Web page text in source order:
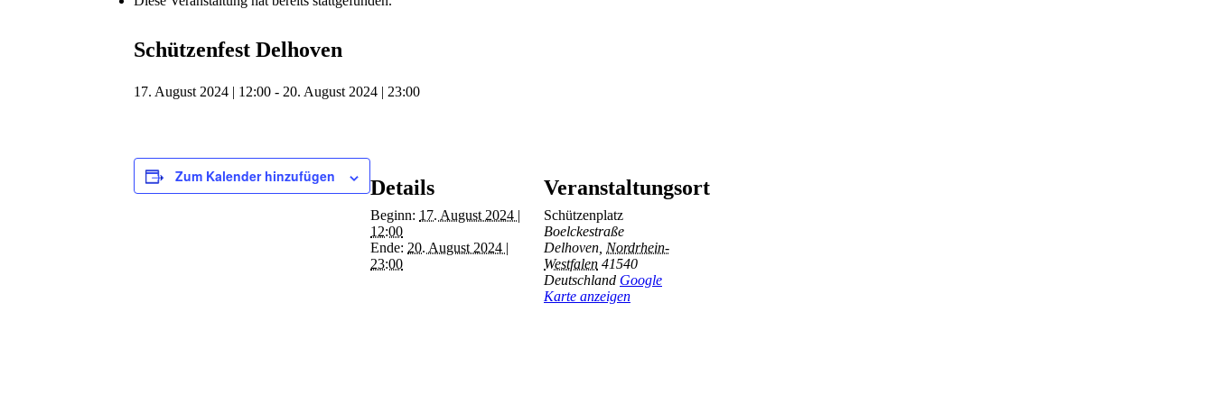
Schützenfest Delhoven
17. August 2024 | 12:00 - 20. August 2024 | 23:00
Zum Kalender hinzufügen Details
Beginn: 17. August 2024 |
12:00
Ende: 20. August 2024 |
23:00
Veranstaltungsort
Schützenplatz
Boelckestraße
Delhoven Nordrhein-
Westfalen 41540
Deutschland Google
Karte anzeigen